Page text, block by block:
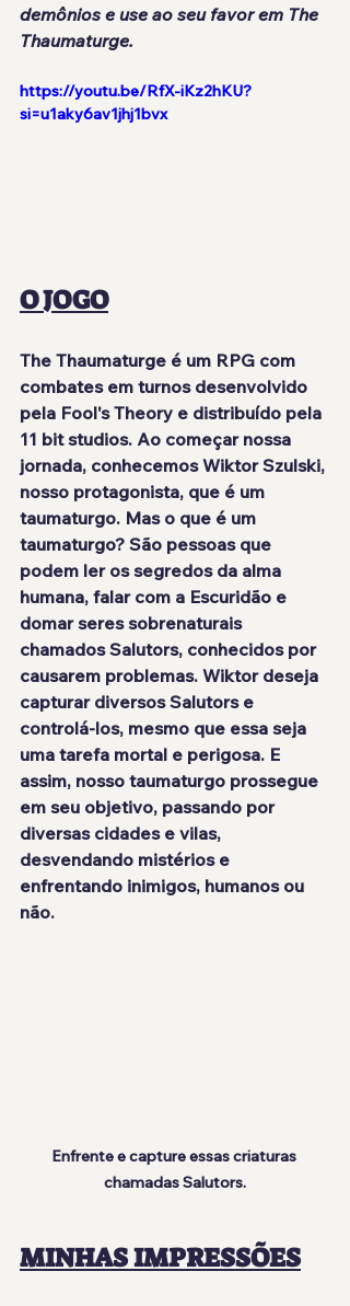
demônios e use ao seu favor em The
Thaumaturge.
https://youtu.be/RfX-iKz2hKU?
si=u1aky6av1jhj1bvx
O JOGO
The Thaumaturge é um RPG com
combates em turnos desenvolvido
pela Fool's Theory e distribuído pela
11 bit studios. Ao começar nossa
jornada, conhecemos Wiktor Szulski,
nosso protagonista, que é um
taumaturgo. Mas o que é um
taumaturgo? São pessoas que
podem ler os segredos da alma
humana, falar com a Escuridão e
domar seres sobrenaturais
chamados Salutors, conhecidos por
causarem problemas. Wiktor deseja
capturar diversos Salutors e
controlá-los, mesmo que essa seja
uma tarefa mortal e perigosa. E
assim, nosso taumaturgo prossegue
em seu objetivo, passando por
diversas cidades e vilas,
desvendando mistérios e
enfrentando inimigos, humanos ou
não.
Enfrente e capture essas criaturas
chamadas Salutors.
MINHAS IMPRESSÕES